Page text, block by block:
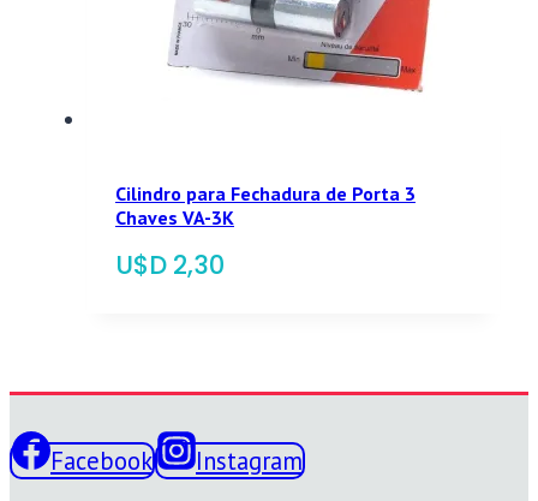
Cilindro para Fechadura de Porta 3
Chaves VA-3K
$ 2,30
Facebook Instagram